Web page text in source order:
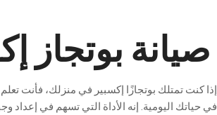
صيانة بوتجاز
إذا كنت تمتلك بوتجازًا إكسبير في منزلك، فأنت
في حياتك اليومية. إنه الأداة التي تسهم في إعداد